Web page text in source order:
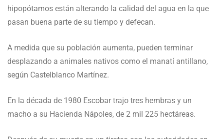
hipopótamos están alterando la calidad del agua en la que
pasan buena parte de su tiempo y defecan.
A medida que su población aumenta, pueden terminar
desplazando a animales nativos como el manatí antillano,
según Castelblanco Martínez.
En la década de 1980 Escobar trajo tres hembras y un
macho a su Hacienda Nápoles, de 2 mil 225 hectáreas.